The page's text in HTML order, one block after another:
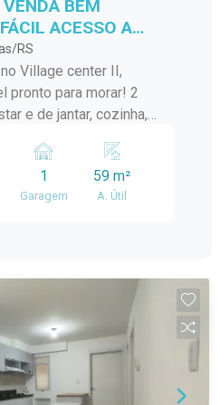
BEM
ACESSO A
CIDADE!
RS
Village center II,
pronto para morar! 2
e de jantar, cozinha,
no dia a dia!
1
Garagem
59 m²
A. Útil